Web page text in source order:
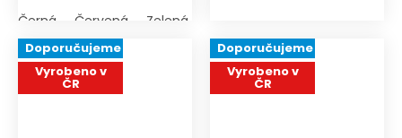
Černá Červená Zelená
Doporučujeme
Vyrobeno v
ČR
Doporučujeme
Vyrobeno v
ČR